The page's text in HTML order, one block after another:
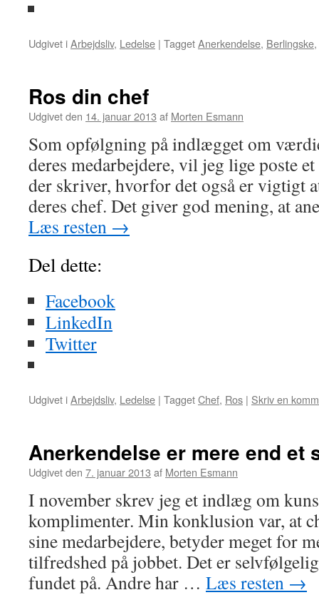
Udgivet iArbejdsliv, Ledelse | TaggetAnerkendelse, Berlingske,
Ros din chef
Udgivet den 14. januar 2013 af Morten Esmann
Som opfølgning på indlægget om
deres medarbejdere, vil jeg lige poste
der skriver, hvorfor det også er vigtigt
deres chef. Det giver god mening, at
Læs resten →
Del dette:
Facebook
LinkedIn
Twitter
Udgivet iArbejdsliv, Ledelse | TaggetChef, Ros | Skriv en
Anerkendelse er mere end
Udgivet den 7. januar 2013 af Morten Esmann
I november skrev jeg et indlæg om
komplimenter. Min konklusion var, at
sine medarbejdere, betyder meget for
tilfredshed på jobbet. Det er
fundet på. Andre har … Læs resten →